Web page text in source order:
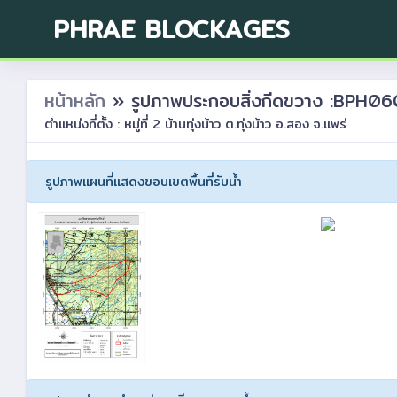
PHRAE BLOCKAGES
หน้าหลัก » รูปภาพประกอบสิ่งกีดขวาง
ตำแหน่งที่ตั้ง : หมู่ที่ 2 บ้านทุ่งน้าว ต.ทุ่งน้าว อ.สอง จ.แพร่
รูปภาพแผนที่แสดงขอบเขตพื้นที่รับน้ำ